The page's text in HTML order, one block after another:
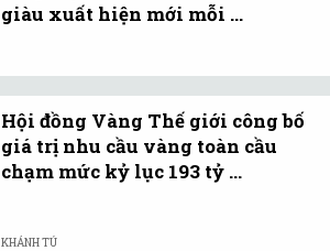
giàu xuất hiện mới mỗi ...
Hội đồng Vàng Thế giới công bố
giá trị nhu cầu vàng toàn cầu
chạm mức kỷ lục 193 tỷ ...
KHÁNH TÚ